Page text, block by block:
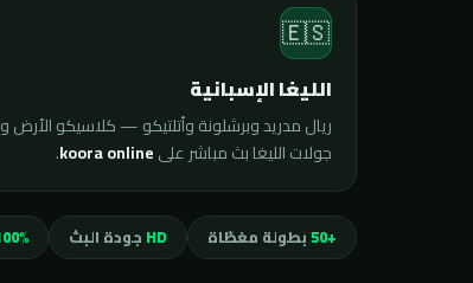
🇪🇸
الليغا الإسبانية
ريال مدريد وبرشلونة وأتلتيكو — كلاسيكو الأرض
جولات الليغا بث مباشر علىkoora online
.
+50 بطولة مغطّاة HD جودة البث